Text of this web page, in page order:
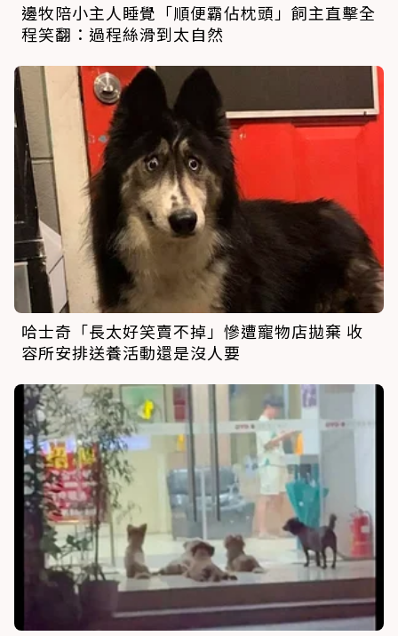
邊牧陪小主人睡覺「順便霸佔枕頭」飼主直擊全
程笑翻：過程絲滑到太自然
哈士奇「長太好笑賣不掉」慘遭寵物店拋棄 收
容所安排送養活動還是沒人要